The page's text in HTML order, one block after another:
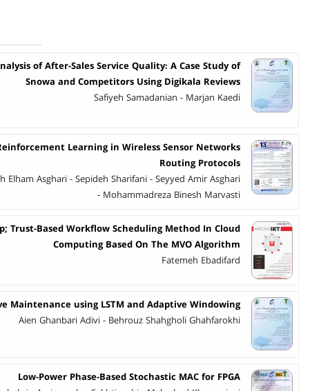
of After-Sales Service Quality: A Case Study of
Snowa and Competitors Using Digikala Reviews
Safiyeh Samadanian - Marjan Kaedi
Learning in Wireless Sensor Networks
Routing Protocols
Elham Asghari - Sepideh Sharifani - Seyyed Amir Asghari
- Mohammadreza Binesh Marvasti
Trust-Based Workflow Scheduling Method In Cloud
Computing Based On The MVO Algorithm
Fatemeh Ebadifard
Maintenance using LSTM and Adaptive Windowing
Aien Ghanbari Adivi - Behrouz Shahgholi Ghahfarokhi
Low-Power Phase-Based Stochastic MAC for FPGA